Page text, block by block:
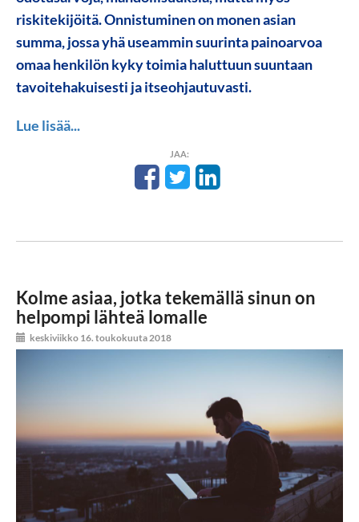
riskitekijöitä. Onnistuminen on monen asian
summa, jossa yhä useammin suurinta painoarvoa
omaa henkilön kyky toimia haluttuun suuntaan
tavoitehakuisesti ja itseohjautuvasti.
Lue lisää...
JAA:
Kolme asiaa, jotka tekemällä sinun on
helpompi lähteä lomalle
keskiviikko 16. toukokuuta 2018